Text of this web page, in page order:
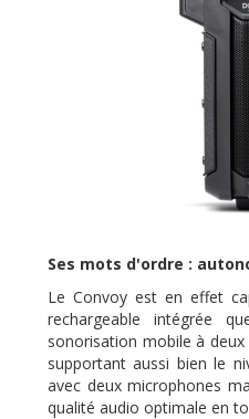
Ses mots d'ordre :
Le Convoy est en effet
rechargeable intégrée
sonorisation mobile à
supportant aussi bien le
avec deux microphones
qualité audio optimale en